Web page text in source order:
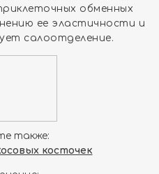
обменных
ее эластичности и
салоотделение.
также:
косточек